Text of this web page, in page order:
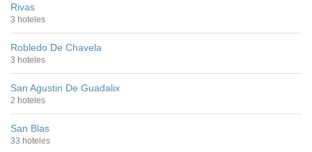
Rivas
3 hoteles
Robledo De Chavela
3 hoteles
San Agustin De Guadalix
2 hoteles
San Blas
33 hoteles